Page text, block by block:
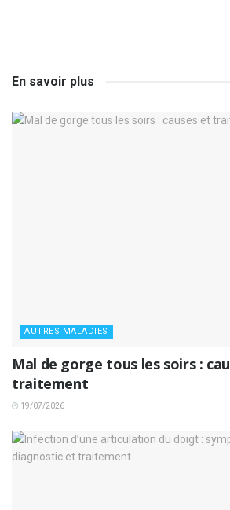
En savoir plus
AUTRES MALADIES
Mal de gorge tous les soirs :
traitement
19/07/2026